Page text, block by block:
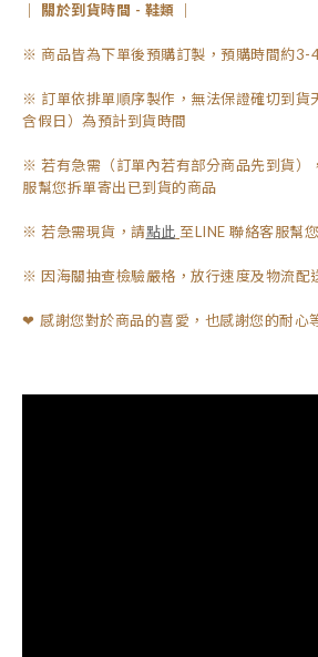
｜ 關於到貨時間 - 鞋類 ｜
※ 商品皆為下單後預購訂製，預購時間約3-4
※ 訂單依排單順序製作，無法保證確切到貨
含假日）為預計到貨時間
※ 若有急需（訂單內若有部分商品先到貨）
服幫您拆單寄出已到貨的商品
※ 若急需現貨，請點此 至LINE 聯絡客服幫
※ 因海關抽查檢驗嚴格，放行速度及物流配
❤︎ 感謝您對於商品的喜愛，也感謝您的耐心